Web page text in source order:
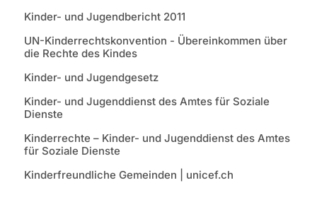
Kinder- und Jugendbericht 2011
UN-Kinderrechtskonvention - Übereinkommen über
die Rechte des Kindes
Kinder- und Jugendgesetz
Kinder- und Jugenddienst des Amtes für Soziale
Dienste
Kinderrechte – Kinder- und Jugenddienst des Amtes
für Soziale Dienste
Kinderfreundliche Gemeinden | unicef.ch